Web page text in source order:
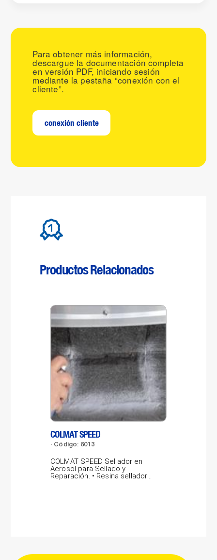
Para obtener más información,
descargue la documentación completa
en versión PDF, iniciando sesión
mediante la pestaña “conexión con el
cliente”.
conexión cliente
Productos Relacionados
COLMAT SPEED
Código: 6013
COLMAT SPEED Sellador en
Aerosol para Sellado y
Reparación. • Resina selladora